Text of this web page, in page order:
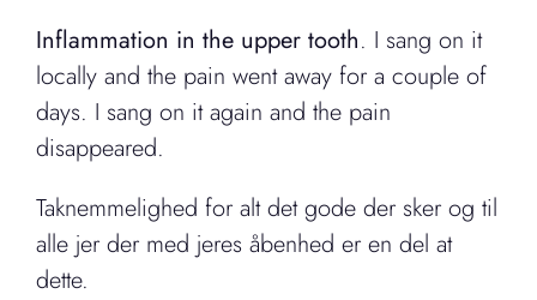
Inflammation in the upper tooth. I sang on it
locally and the pain went away for a couple of
days. I sang on it again and the pain
disappeared.
Taknemmelighed for alt det gode der sker og til
alle jer der med jeres åbenhed er en del at
dette.